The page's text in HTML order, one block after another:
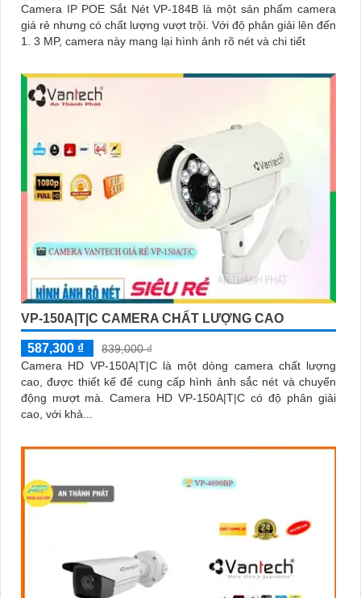
Camera IP POE Sắt Nét VP-184B là một sản phẩm camera
giá rẻ nhưng có chất lượng vượt trội. Với độ phân giải lên đến
1. 3 MP, camera này mang lại hình ảnh rõ nét và chi tiết
VP-150A|T|C CAMERA CHẤT LƯỢNG CAO
587,300 ₫
839,000 ₫
Camera HD VP-150A|T|C là một dòng camera chất lượng
cao, được thiết kế để cung cấp hình ảnh sắc nét và chuyển
động mượt mà. Camera HD VP-150A|T|C có độ phân giải
cao, với khả...